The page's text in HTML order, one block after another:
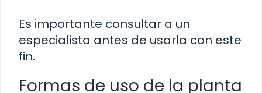
Es importante consultar a un
especialista antes de usarla con este
fin.
Formas de uso de la planta